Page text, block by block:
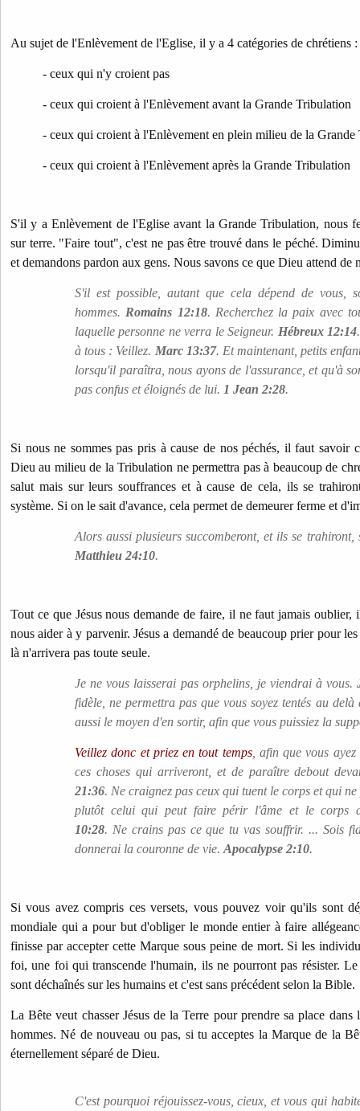
Au sujet de l'Enlèvement de l'Eglise, il y a 4 catégories de chrétiens :
- ceux qui n'y croient pas
- ceux qui croient à l'Enlèvement avant la Grande Tribulation
- ceux qui croient à l'Enlèvement en plein milieu de la
- ceux qui croient à l'Enlèvement après la Grande Tribulation
S'il y a Enlèvement de l'Eglise avant la Grande Tribulation, nous
sur terre. "Faire tout", c'est ne pas être trouvé dans le péché.
et demandons pardon aux gens. Nous savons ce que Dieu attend de
S'il est possible, autant que cela dépend de vous,
hommes. Romains 12:18. Recherchez la paix avec
laquelle personne ne verra le Seigneur. Hébreux 12:14
à tous : Veillez. Marc 13:37. Et maintenant, petits
lorsqu'il paraîtra, nous ayons de l'assurance, et qu'à
pas confus et éloignés de lui. 1 Jean 2:28.
Si nous ne sommes pas pris à cause de nos péchés, il faut savoir
Dieu au milieu de la Tribulation ne permettra pas à beaucoup de
salut mais sur leurs souffrances et à cause de cela, ils se
système. Si on le sait d'avance, cela permet de demeurer ferme et
Alors aussi plusieurs succomberont, et ils se trahiront,
Matthieu 24:10.
Tout ce que Jésus nous demande de faire, il ne faut jamais oublier,
nous aider à y parvenir. Jésus a demandé de beaucoup prier pour
là n'arrivera pas toute seule.
Je ne vous laisserai pas orphelins, je viendrai à vous.
fidèle, ne permettra pas que vous soyez tentés au
aussi le moyen d'en sortir, afin que vous puissiez la
Veillez donc et priez en tout temps, afin que vous
ces choses qui arriveront, et de paraître debout
21:36. Ne craignez pas ceux qui tuent le corps et qui
plutôt celui qui peut faire périr l'âme et le corps
10:28. Ne crains pas ce que tu vas souffrir. ... Sois
donnerai la couronne de vie. Apocalypse 2:10.
Si vous avez compris ces versets, vous pouvez voir qu'ils sont
mondiale qui a pour but d'obliger le monde entier à faire
finisse par accepter cette Marque sous peine de mort. Si les
foi, une foi qui transcende l'humain, ils ne pourront pas résister.
sont déchaînés sur les humains et c'est sans précédent selon la Bible.
La Bête veut chasser Jésus de la Terre pour prendre sa place dans
hommes. Né de nouveau ou pas, si tu acceptes la Marque de la
éternellement séparé de Dieu.
C'est pourquoi réjouissez-vous, cieux, et vous qui